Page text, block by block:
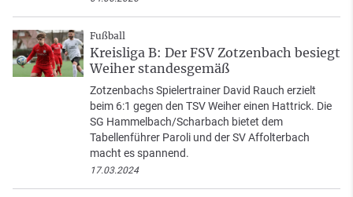
Fußball
Kreisliga B: Der FSV Zotzenbach besiegt
Weiher standesgemäß
Zotzenbachs Spielertrainer David Rauch erzielt
beim 6:1 gegen den TSV Weiher einen Hattrick. Die
SG Hammelbach/Scharbach bietet dem
Tabellenführer Paroli und der SV Affolterbach
macht es spannend.
17.03.2024